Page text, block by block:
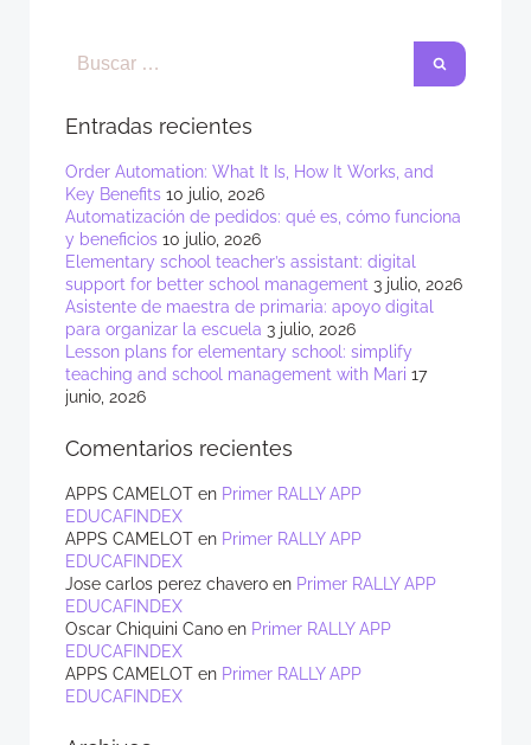
Entradas recientes
Order Automation: What It Is, How It Works, and
Key Benefits 10 julio, 2026
Automatización de pedidos: qué es, cómo funciona
y beneficios 10 julio, 2026
Elementary school teacher’s assistant: digital
support for better school management 3 julio, 2026
Asistente de maestra de primaria: apoyo digital
para organizar la escuela 3 julio, 2026
Lesson plans for elementary school: simplify
teaching and school management with Mari 17
junio, 2026
Comentarios recientes
APPS CAMELOT en Primer RALLY APP
EDUCAFINDEX
APPS CAMELOT en Primer RALLY APP
EDUCAFINDEX
Jose carlos perez chavero en Primer RALLY APP
EDUCAFINDEX
Oscar Chiquini Cano en Primer RALLY APP
EDUCAFINDEX
APPS CAMELOT en Primer RALLY APP
EDUCAFINDEX